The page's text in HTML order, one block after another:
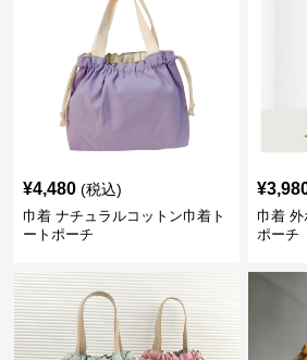
¥4,480 (税込)
巾着 ナチュラルコットン巾着ト
ートポーチ
¥
巾着
ポーチ